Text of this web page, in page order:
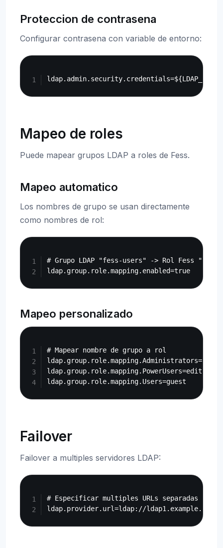
Proteccion de contrasena
Configurar contrasena con variable de entorno:
Mapeo de roles
Puede mapear grupos LDAP a roles de Fess.
Mapeo automatico
Los nombres de grupo se usan directamente
como nombres de rol:
# Grupo LDAP "fess-users" -> Rol Fess
Mapeo personalizado
# Mapear nombre de grupo a rol
ldap.group.role.mapping.Administrators=admin
ldap.group.role.mapping.PowerUsers=editor
Failover
Failover a multiples servidores LDAP:
# Especificar multiples URLs separadas por